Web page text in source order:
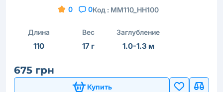
0 0Код : MM110_HH100
Длина
110
Вес
17 г
Заглубление
1.0-1.3 м
675 грн
Купить